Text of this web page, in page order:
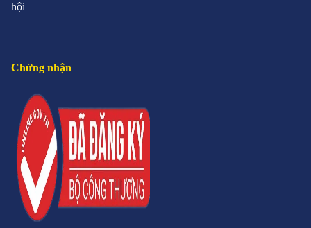
hội
Chứng nhận